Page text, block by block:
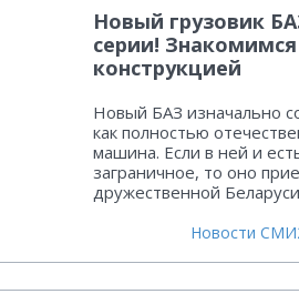
Новый грузовик
серии! Знакомимся
конструкцией
Новый БАЗ изначально
как полностью
машина. Если в ней и
заграничное, то оно
дружественной
Новости